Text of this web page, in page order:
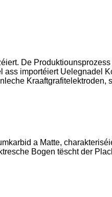
De
importéiert Uelegnadel
Kraaftgrafitelektroden,
a Matte,
Bogen tëscht der